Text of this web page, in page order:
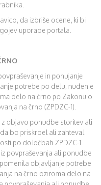
da izbriše ocene, ki bi
uporabe portala.
in ponujanje
potrebe po delu, nudenje
delo na črno po Zakonu o
na črno (ZPDZC-1).
objavo ponudbe storitev ali
bo priskrbel ali zahteval
po določbah ZPDZC-1.
povpraševanja ali ponudbe
objavljanje potrebe
na črno oziroma delo na